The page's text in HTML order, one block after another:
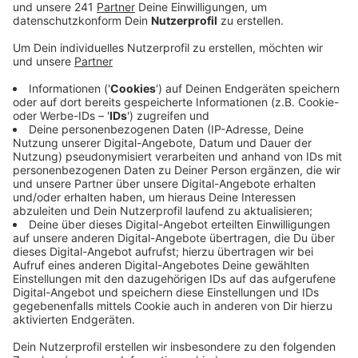
Die Zahl der täglichen Impfungen in den Impfzentren
wird immer geringer. Haben sich zu Hochzeiten 1800
Menschen und mehr pro Tag gegen Corona im
jeweiligen Impfzentrum impfen lassen, sind es jetzt
jeweils nur noch maximal 300. Das melden beide
bergischen Kreise - die Zahlen sind sowohl im
Impfzentrum in Bergisch Gladbach als auch in
Gummersbach ähnlich.
Das Gladbacher Impfzentrum hat seine
Öffnungszeiten auch bereits eingeschränkt: Es hat nur
noch in der Woche geöffnet, am Wochenende ist es
geschlossen. Ab Oktober kann man sich dann weiterhin
Wie es dann mit den mobilen Impfangeboten